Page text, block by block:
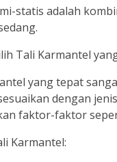
statis adalah
Tali Karmantel
yang tepat
dengan
faktor-faktor
Karmantel: